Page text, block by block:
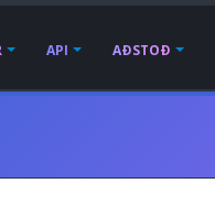
API AÐSTOÐ